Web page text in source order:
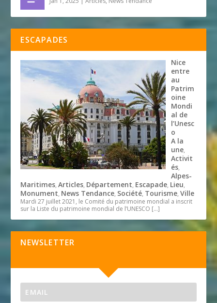
ESCAPADES
Nice
entre
au
Patrim
oine
Mondi
al de
l’Unesc
o
A la
une,
Activit
és,
Alpes-
Maritimes,Articles, Département, Escapade, Lieu,
Monument, News Tendance, Société, Tourisme,Ville
Mardi 27 juillet 2021, le Comité du patrimoine mondial a inscrit
sur la Liste du patrimoine mondial de l’UNESCO […]
NEWSLETTER